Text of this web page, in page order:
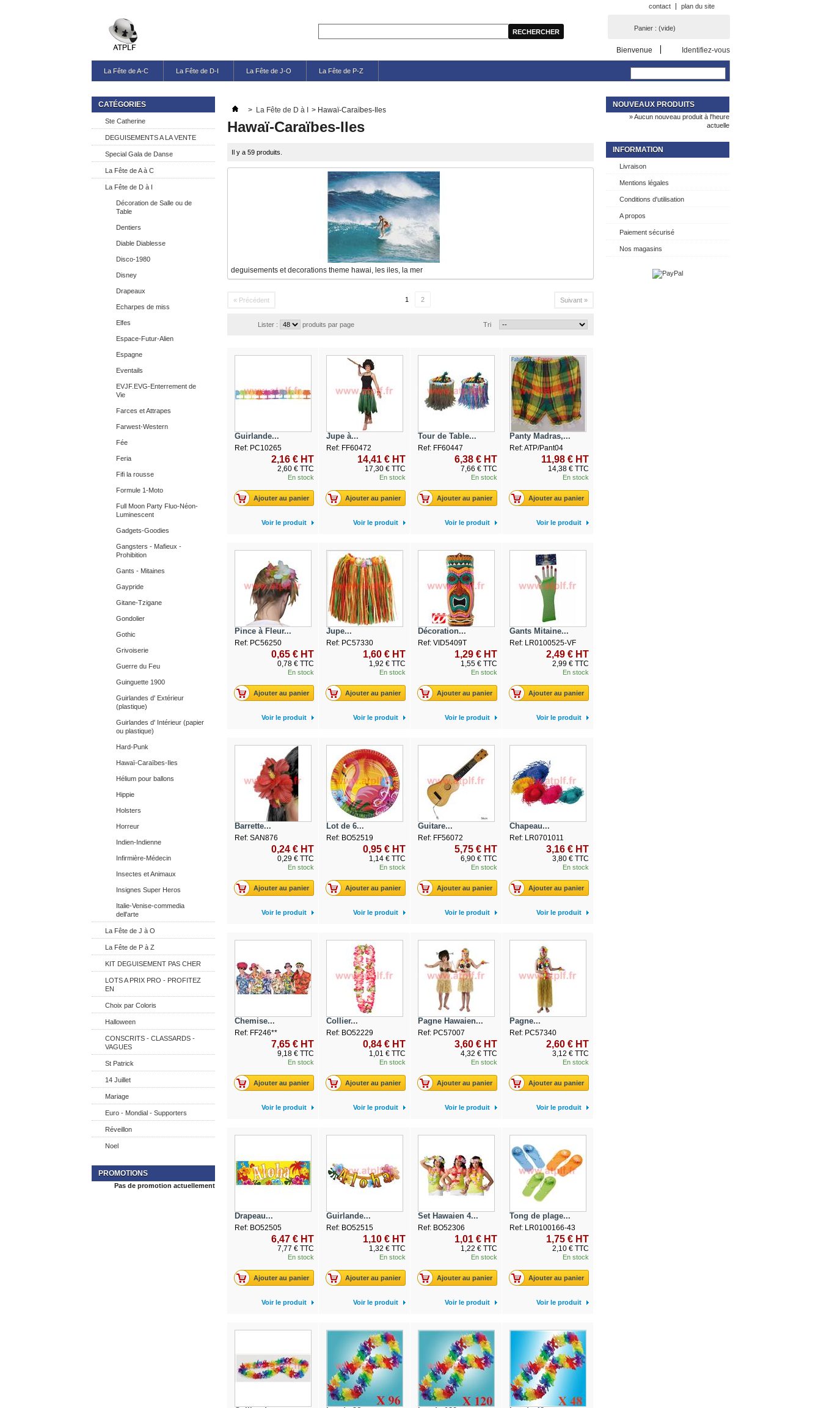
contact plan du site
Panier : (vide)
Bienvenue Identifiez-vous
La Fête de A-C La Fête de D-I La Fête de J-O La Fête de P-Z
CATÉGORIES
Ste Catherine
DEGUISEMENTS A LA VENTE
Special Gala de Danse
La Fête de A à C
La Fête de D à I
Décoration de Salle ou de
Table
Dentiers
Diable Diablesse
Disco-1980
Disney
Drapeaux
Echarpes de miss
Elfes
Espace-Futur-Alien
Espagne
Eventails
EVJF.EVG-Enterrement de
Vie
Farces et Attrapes
Farwest-Western
Fée
Feria
Fifi la rousse
Formule 1-Moto
Full Moon Party Fluo-Néon-
Luminescent
Gadgets-Goodies
Gangsters - Mafieux -
Prohibition
Gants - Mitaines
Gaypride
Gitane-Tzigane
Gondolier
Gothic
Grivoiserie
Guerre du Feu
Guinguette 1900
Guirlandes d' Extérieur
(plastique)
Guirlandes d' Intérieur (papier
ou plastique)
Hard-Punk
Hawaï-Caraïbes-Iles
Hélium pour ballons
Hippie
Holsters
Horreur
Indien-Indienne
Infirmière-Médecin
Insectes et Animaux
Insignes Super Heros
Italie-Venise-commedia
dell'arte
La Fête de J à O
La Fête de P à Z
KIT DEGUISEMENT PAS CHER
LOTS A PRIX PRO - PROFITEZ
EN
Choix par Coloris
Halloween
CONSCRITS - CLASSARDS -
VAGUES
St Patrick
14 Juillet
Mariage
Euro - Mondial - Supporters
Réveillon
Noel
PROMOTIONS
Pas de promotion actuellement
> La Fête de D à I > Hawaï-Caraïbes-Iles
Hawaï-Caraïbes-Iles
Il y a 59 produits.
deguisements et decorations theme hawai, les iles, la mer
« Précédent 1 2 Suivant »
Tri
Lister : produits par page
Guirlande...
Ref: PC10265
2,16 € HT
2,60 € TTC
En stock
Ajouter au panier
Voir le produit
Jupe à...
Ref: FF60472
14,41 € HT
17,30 € TTC
En stock
Ajouter au panier
Voir le produit
Tour de Table...
Ref: FF60447
6,38 € HT
7,66 € TTC
En stock
Ajouter au panier
Voir le produit
Panty Madras,...
Ref: ATP/Pant04
11,98 € HT
14,38 € TTC
En stock
Ajouter au panier
Voir le produit
Pince à Fleur...
Ref: PC56250
0,65 € HT
0,78 € TTC
En stock
Ajouter au panier
Voir le produit
Jupe...
Ref: PC57330
1,60 € HT
1,92 € TTC
En stock
Ajouter au panier
Voir le produit
Décoration...
Ref: VID5409T
1,29 € HT
1,55 € TTC
En stock
Ajouter au panier
Voir le produit
Gants Mitaine...
Ref: LR0100525-VF
2,49 € HT
2,99 € TTC
En stock
Ajouter au panier
Voir le produit
Barrette...
Ref: SAN876
0,24 € HT
0,29 € TTC
En stock
Ajouter au panier
Voir le produit
Lot de 6...
Ref: BO52519
0,95 € HT
1,14 € TTC
En stock
Ajouter au panier
Voir le produit
Guitare...
Ref: FF56072
5,75 € HT
6,90 € TTC
En stock
Ajouter au panier
Voir le produit
Chapeau...
Ref: LR0701011
3,16 € HT
3,80 € TTC
En stock
Ajouter au panier
Voir le produit
Chemise...
Ref: FF246**
7,65 € HT
9,18 € TTC
En stock
Ajouter au panier
Voir le produit
Collier...
Ref: BO52229
0,84 € HT
1,01 € TTC
En stock
Ajouter au panier
Voir le produit
Pagne Hawaien...
Ref: PC57007
3,60 € HT
4,32 € TTC
En stock
Ajouter au panier
Voir le produit
Pagne...
Ref: PC57340
2,60 € HT
3,12 € TTC
En stock
Ajouter au panier
Voir le produit
Drapeau...
Ref: BO52505
6,47 € HT
7,77 € TTC
En stock
Ajouter au panier
Voir le produit
Guirlande...
Ref: BO52515
1,10 € HT
1,32 € TTC
En stock
Ajouter au panier
Voir le produit
Set Hawaien 4...
Ref: BO52306
1,01 € HT
1,22 € TTC
En stock
Ajouter au panier
Voir le produit
Tong de plage...
Ref: LR0100166-43
1,75 € HT
2,10 € TTC
En stock
Ajouter au panier
Voir le produit
NOUVEAUX PRODUITS
» Aucun nouveau produit à l'heure
actuelle
INFORMATION
Livraison
Mentions légales
Conditions d'utilisation
A propos
Paiement sécurisé
Nos magasins